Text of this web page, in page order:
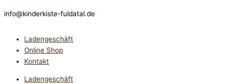
info@kinderkiste-fuldatal.de
Ladengeschäft
Online Shop
Kontakt
Ladengeschäft